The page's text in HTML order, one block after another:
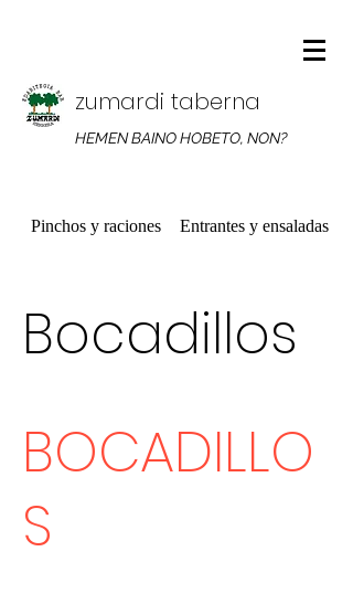
zumardi taberna
HEMEN BAINO HOBETO, NON?
Pinchos y raciones Entrantes y ensaladas
Bocadillos
BOCADILLO
S